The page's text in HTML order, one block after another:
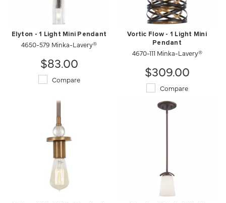
Elyton - 1 Light Mini Pendant
4650-579 Minka-Lavery®
$83.00
Compare
Vortic Flow - 1 Light Mini
Pendant
4670-111 Minka-Lavery®
$309.00
Compare